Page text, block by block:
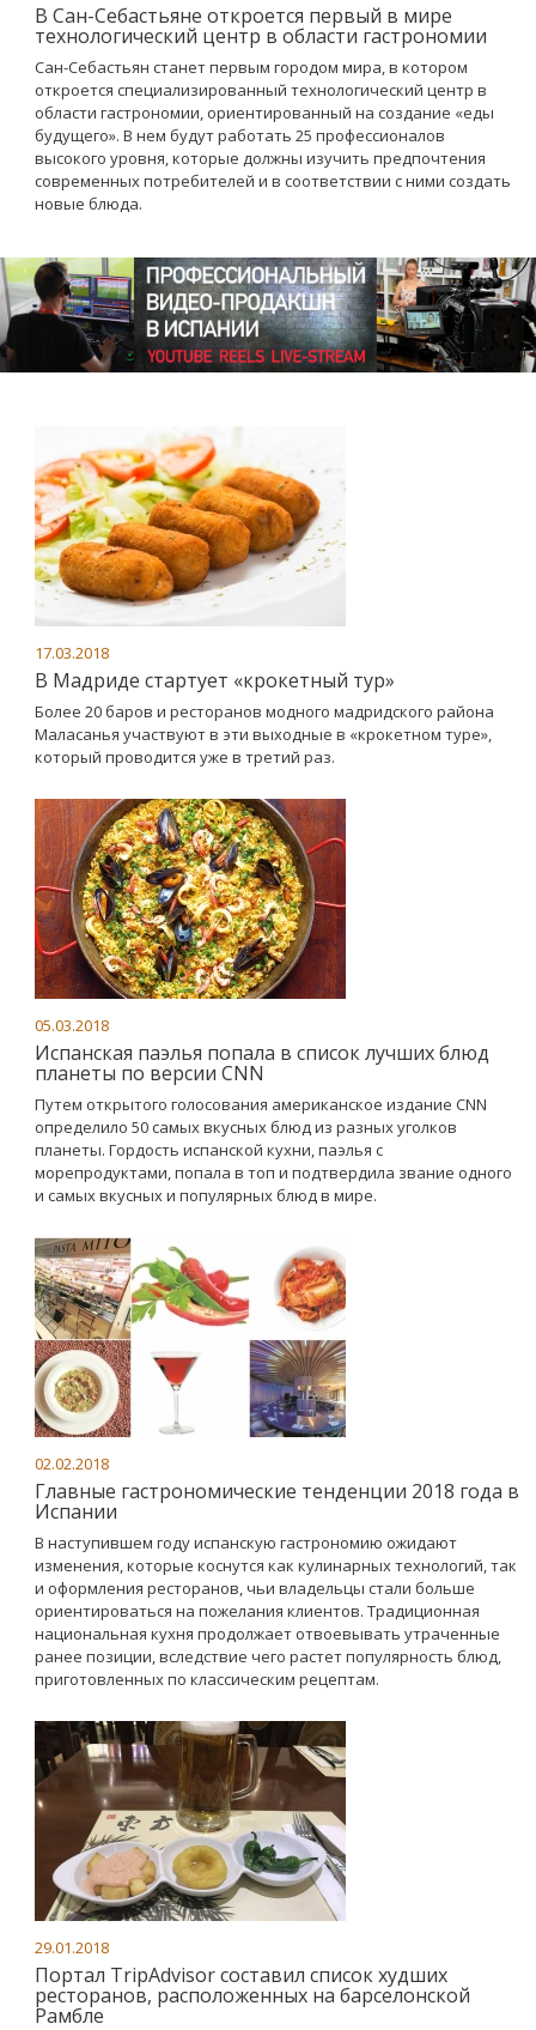
В Сан-Себастьяне откроется первый в мире
технологический центр в области гастрономии
Сан-Себастьян станет первым городом мира, в котором
откроется специализированный технологический центр в
области гастрономии, ориентированный на создание «еды
будущего». В нем будут работать 25 профессионалов
высокого уровня, которые должны изучить предпочтения
современных потребителей и в соответствии с ними создать
новые блюда.
17.03.2018
В Мадриде стартует «крокетный тур»
Более 20 баров и ресторанов модного мадридского района
Маласанья участвуют в эти выходные в «крокетном туре»,
который проводится уже в третий раз.
05.03.2018
Испанская паэлья попала в список лучших блюд
планеты по версии CNN
Путем открытого голосования американское издание CNN
определило 50 самых вкусных блюд из разных уголков
планеты. Гордость испанской кухни, паэлья с
морепродуктами, попала в топ и подтвердила звание одного
и самых вкусных и популярных блюд в мире.
02.02.2018
Главные гастрономические тенденции 2018 года в
Испании
В наступившем году испанскую гастрономию ожидают
изменения, которые коснутся как кулинарных технологий, так
и оформления ресторанов, чьи владельцы стали больше
ориентироваться на пожелания клиентов. Традиционная
национальная кухня продолжает отвоевывать утраченные
ранее позиции, вследствие чего растет популярность блюд,
приготовленных по классическим рецептам.
29.01.2018
Портал TripAdvisor составил список худших
ресторанов, расположенных на барселонской
Рамбле